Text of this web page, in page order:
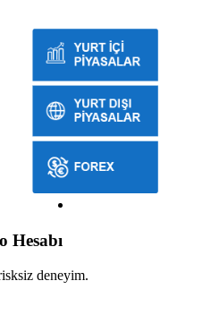
Hesabı
deneyim.